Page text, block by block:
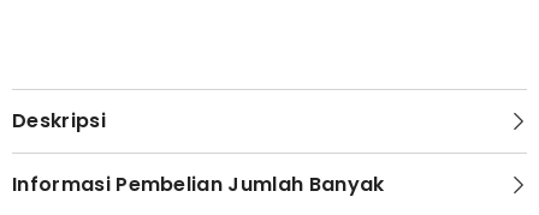
Deskripsi
Informasi Pembelian Jumlah Banyak